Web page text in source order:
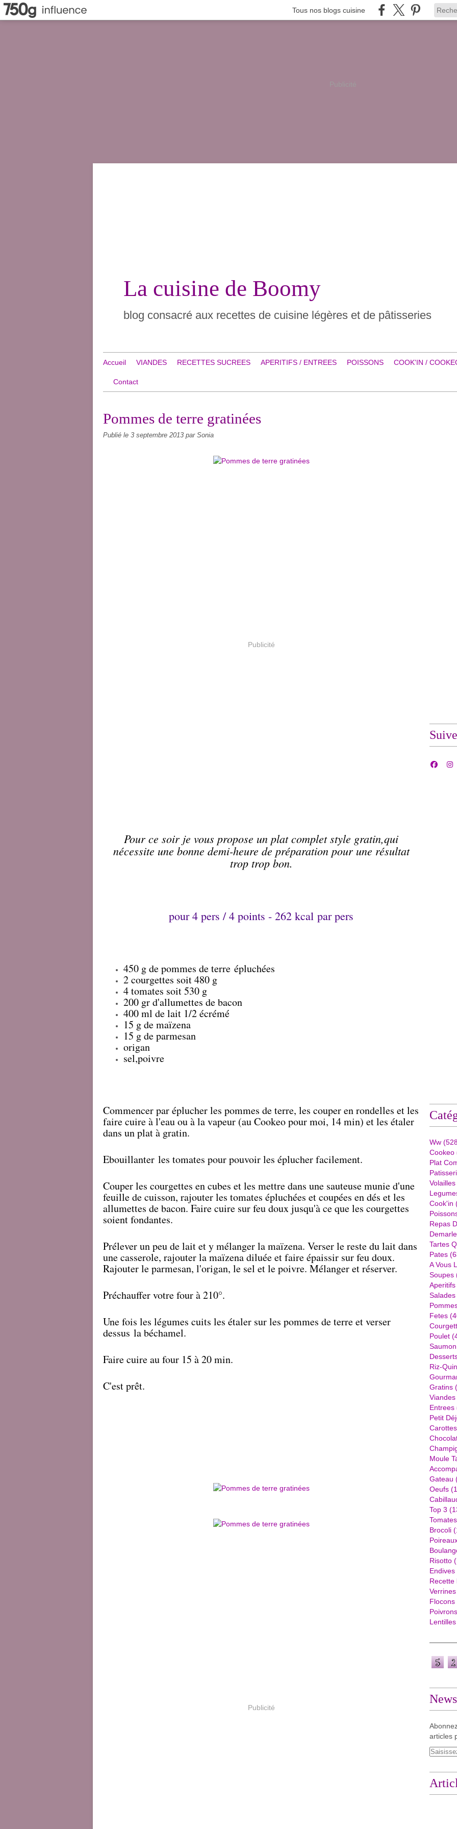
Tous nos blogs cuisine
Publicité
La cuisine de Boomy
blog consacré aux recettes de cuisine légères et de pâtisseries
Accueil VIANDES RECETTES SUCREES APERITIFS / ENTREES POISSONS COOK'IN /
Contact
Pommes de terre gratinées
Publié le 3 septembre 2013 par Sonia
Publicité
Pour ce soir je vous propose un plat complet style gratin,qui
nécessite une bonne demi-heure de préparation pour une résultat
trop trop bon.
pour 4 pers / 4 points - 262 kcal par pers
450 g depommes de terre épluchées
2 courgettes soit 480 g
4 tomates soit 530 g
200 gr d'allumettes de bacon
400 ml de lait 1/2 écrémé
15 g de maïzena
15 g de parmesan
origan
sel,poivre
Commencer par éplucher les pommes de terre, les couper en rondelles et les
faire cuire à l'eau ou à la vapeur (au Cookeo pour moi, 14 min) et les étaler
dans un plat à gratin.
Ebouillanter les tomates pour pouvoir les éplucher facilement.
Couper les courgettes en cubes et les mettre dans une sauteuse munie d'une
feuille de cuisson, rajouter les tomates épluchées et coupées en dés et les
allumettes de bacon. Faire cuire sur feu doux jusqu'à ce que les courgettes
soient fondantes.
Prélever un peu de lait et y mélanger la maïzena. Verser le reste du lait dans
une casserole, rajouter la maïzena diluée et faire épaissir sur feu doux.
Rajouter le parmesan, l'origan, le sel et le poivre. Mélanger et réserver.
Préchauffer votre four à 210°.
Une fois les légumes cuits les étaler sur les pommes de terre et verser
dessus la béchamel.
Faire cuire au four 15 à 20 min.
C'est prêt.
Publicité
Ww
Cookeo
Plat
Volailles
Cook'in
Repas
Demarle
Tartes
Pates
A Vous
Soupes
Aperitifs
Salades
Fetes
Poulet
Saumon
Riz-
Gratins
Viandes
Entrees
Petit
Carottes
Moule
Gateau
Oeufs
Top 3
Tomates
Brocoli
Risotto
Endives
Recette
Verrines
Flocons
Poivrons
Lentilles
articles